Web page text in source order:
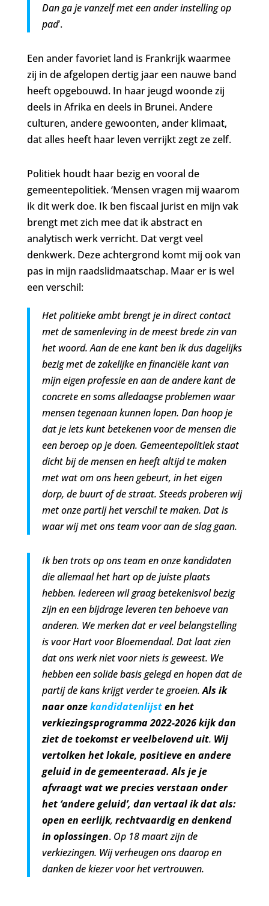
Dan ga je vanzelf met een ander instelling op
pad’.
Een ander favoriet land is Frankrijk waarmee
zij in de afgelopen dertig jaar een nauwe band
heeft opgebouwd. In haar jeugd woonde zij
deels in Afrika en deels in Brunei. Andere
culturen, andere gewoonten, ander klimaat,
dat alles heeft haar leven verrijkt zegt ze zelf.
Politiek houdt haar bezig en vooral de
gemeentepolitiek. ‘Mensen vragen mij waarom
ik dit werk doe. Ik ben fiscaal jurist en mijn vak
brengt met zich mee dat ik abstract en
analytisch werk verricht. Dat vergt veel
denkwerk. Deze achtergrond komt mij ook van
pas in mijn raadslidmaatschap. Maar er is wel
een verschil:
Het politieke ambt brengt je in direct contact
met de samenleving in de meest brede zin van
het woord. Aan de ene kant ben ik dus dagelijks
bezig met de zakelijke en financiële kant van
mijn eigen professie en aan de andere kant de
concrete en soms alledaagse problemen waar
mensen tegenaan kunnen lopen. Dan hoop je
dat je iets kunt betekenen voor de mensen die
een beroep op je doen. Gemeentepolitiek staat
dicht bij de mensen en heeft altijd te maken
met wat om ons heen gebeurt, in het eigen
dorp, de buurt of de straat. Steeds proberen wij
met onze partij het verschil te maken. Dat is
waar wij met ons team voor aan de slag gaan.
Ik ben trots op ons team en onze kandidaten
die allemaal het hart op de juiste plaats
hebben. Iedereen wil graag betekenisvol bezig
zijn en een bijdrage leveren ten behoeve van
anderen. We merken dat er veel belangstelling
is voor Hart voor Bloemendaal. Dat laat zien
dat ons werk niet voor niets is geweest. We
hebben een solide basis gelegd en hopen dat de
partij de kans krijgt verder te groeien.Als ik
naar onzekandidatenlijsten het
verkiezingsprogramma 2022-2026 kijk dan
ziet de toekomst er veelbelovend uit. Wij
vertolken het lokale, positieve en andere
geluid in de gemeenteraad. Als je je
afvraagt wat we precies verstaan onder
het ‘andere geluid’, dan vertaal ik dat als:
open en eerlijk, rechtvaardig en denkend
in oplossingen. Op 18 maart zijn de
verkiezingen. Wij verheugen ons daarop en
danken de kiezer voor het vertrouwen.